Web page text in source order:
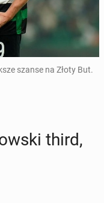
szanse na Złoty But.
third,